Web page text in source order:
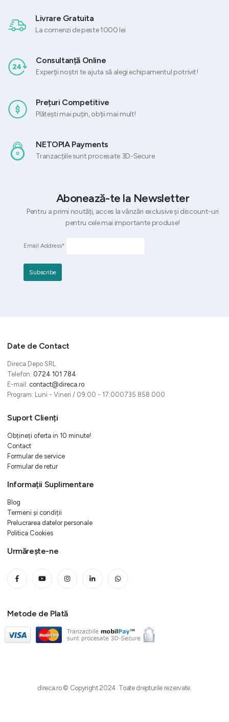
Livrare Gratuita
La comenzi de peste 1000 lei
Consultanță Online
Experții noștri te ajuta să alegi echipamentul potrivit!
Prețuri Competitive
Plătești mai puțin, obții mai mult!
NETOPIA Payments
Tranzacțiile sunt procesate 3D-Secure
Abonează-te la Newsletter
Pentru a primi noutăți, acces la vânzări exclusive și discount-uri
pentru cele mai importante produse!
Email Address*
Date de Contact
Direca Depo SRL
Telefon: 0724 101 784
E-mail: contact@direca.ro
Program: Luni - Vineri / 09:00 - 17:000735 858 000
Suport Clienți
Obțineți oferta in 10 minute!
Contact
Formular de service
Formular de retur
Informații Suplimentare
Blog
Termeni și condiții
Prelucrarea datelor personale
Politica Cookies
Urmărește-ne
Metode de Plată
direca.ro © Copyright 2024. Toate drepturile rezervate.